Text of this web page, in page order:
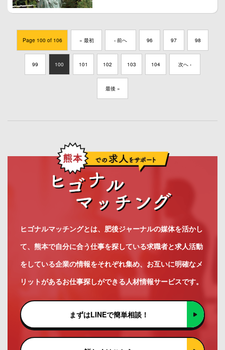
Page 100 of 106 « 最初 ‹ 前へ 96 97 98
99 100 101 102 103 104 次へ ›
最後 »
ヒゴナルマッチングとは、肥後ジャーナルの媒体を活かし
て、熊本で自分に合う仕事を探している求職者と求人活動
をしている企業の情報をそれぞれ集め、お互いに明確なメ
リットがあるお仕事探しができる人材情報サービスです。
まずはLINEで簡単相談！